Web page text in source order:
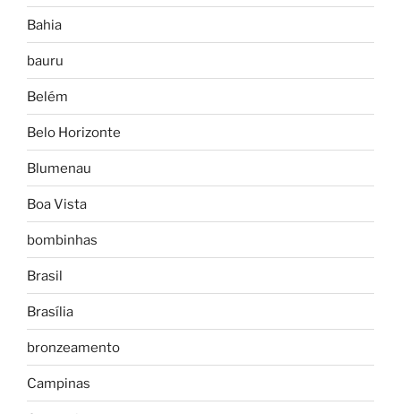
Bahia
bauru
Belém
Belo Horizonte
Blumenau
Boa Vista
bombinhas
Brasil
Brasília
bronzeamento
Campinas